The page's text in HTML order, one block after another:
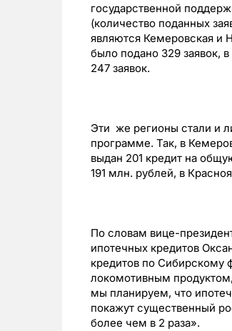
государственной
(количество поданных
являются Кемеровская и
было подано 329 заявок,
247 заявок.
Эти же регионы стали и
программе. Так, в
выдан 201 кредит на
191 млн. рублей, в
По словам вице-
ипотечных кредитов
кредитов по Сибирскому
локомотивным
мы планируем, что
покажут существенный
более чем в 2 раза».